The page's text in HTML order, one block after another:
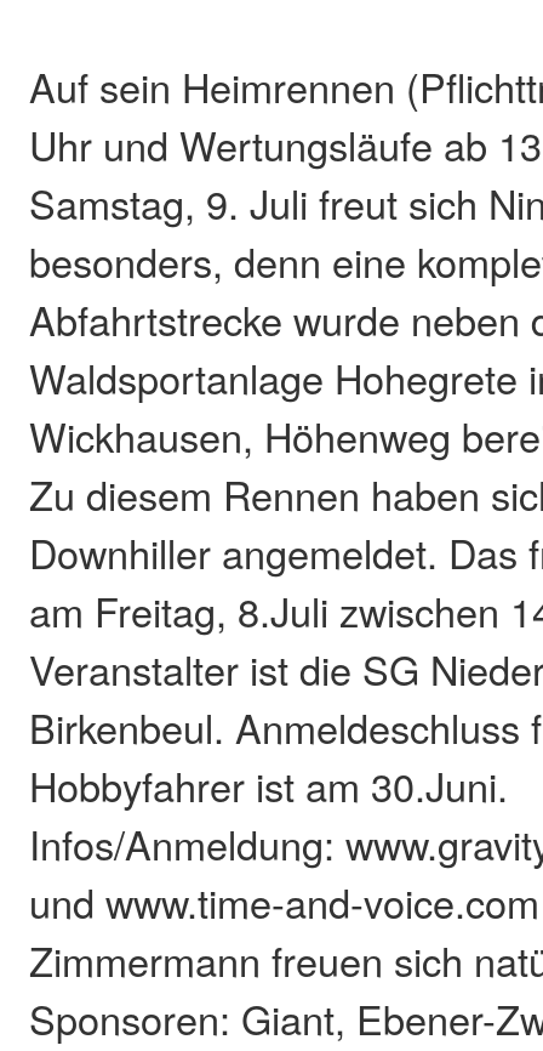
Auf sein Heimrennen
Uhr und Wertungsläufe ab
Samstag, 9. Juli freut sich
besonders, denn eine
Abfahrtstrecke wurde neben
Waldsportanlage Hohegrete
Wickhausen, Höhenweg
Zu diesem Rennen haben
Downhiller angemeldet. Das
am Freitag, 8.Juli zwischen
Veranstalter ist die SG
Birkenbeul. Anmeldeschluss
Hobbyfahrer ist am 30.Juni.
Infos/Anmeldung:
und www.time-and-
Zimmermann freuen sich
Sponsoren: Giant, Ebener-